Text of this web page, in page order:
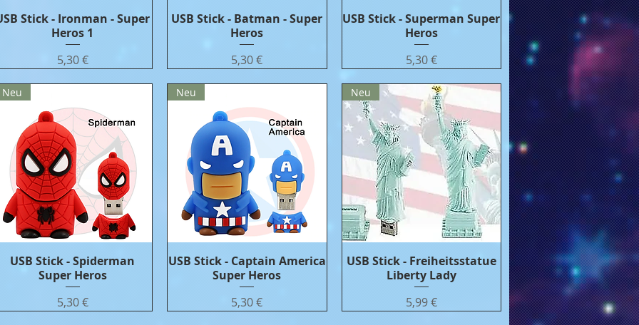
Бърз преглед
Stick - Ironman - Super
Heros 1
Цена
5,30 €
Бърз преглед
USB Stick - Batman - Super
Heros
Цена
5,30 €
Бърз преглед
USB Stick - Superman Super
Heros
Цена
5,30 €
Бърз преглед
Neu
USB Stick - Spiderman
Super Heros
Цена
5,30 €
Бърз преглед
Neu
USB Stick - Captain America
Super Heros
Цена
5,30 €
Бърз преглед
Neu
USB Stick - Freiheitsstatue
Liberty Lady
Цена
5,99 €